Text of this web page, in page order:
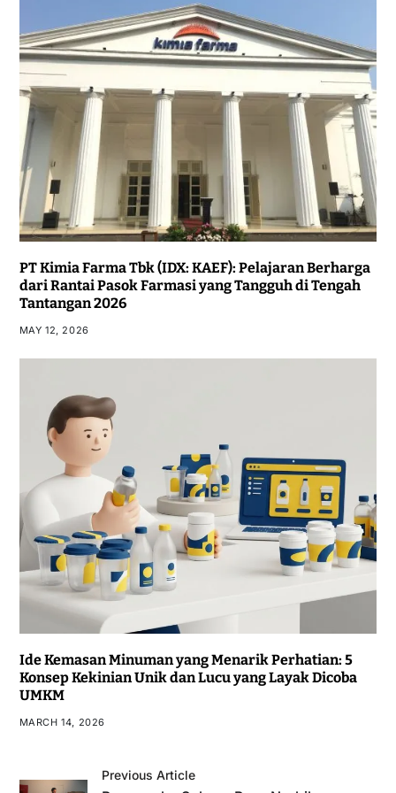
PT Kimia Farma Tbk (IDX: KAEF): Pelajaran Berharga
dari Rantai Pasok Farmasi yang Tangguh di Tengah
Tantangan 2026
MAY 12, 2026
Ide Kemasan Minuman yang Menarik Perhatian: 5
Konsep Kekinian Unik dan Lucu yang Layak Dicoba
UMKM
MARCH 14, 2026
Previous Article